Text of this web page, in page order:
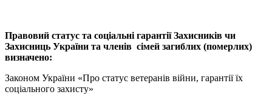
Правовий статус та соціальні гарантії Захисників чи
Захисниць України та членів сімей загиблих (померлих)
визначено:
Законом України «Про статус ветеранів війни, гарантії їх
соціального захисту»